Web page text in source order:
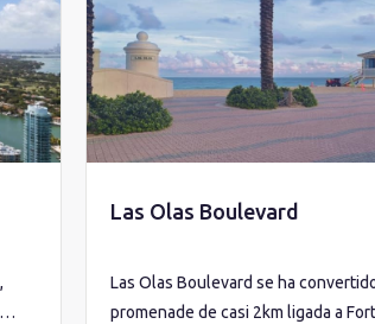
Las Olas Boulevard
Las Olas Boulevard se ha
promenade de casi 2km ligada a